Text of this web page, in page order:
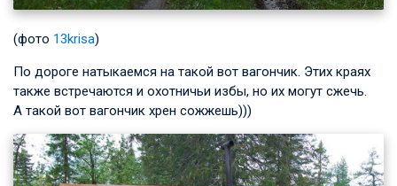
(фото 13krisa)
По дороге натыкаемся на такой вот вагончик. Этих краях
также встречаются и охотничьи избы, но их могут сжечь.
А такой вот вагончик хрен сожжешь)))